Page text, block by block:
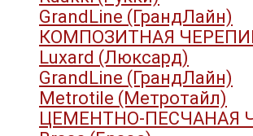
GrandLine (ГрандЛайн)
КОМПОЗИТНАЯ
Luxard (Люксард)
GrandLine (ГрандЛайн)
Metrotile (Метротайл)
ЦЕМЕНТНО-ПЕСЧАНАЯ